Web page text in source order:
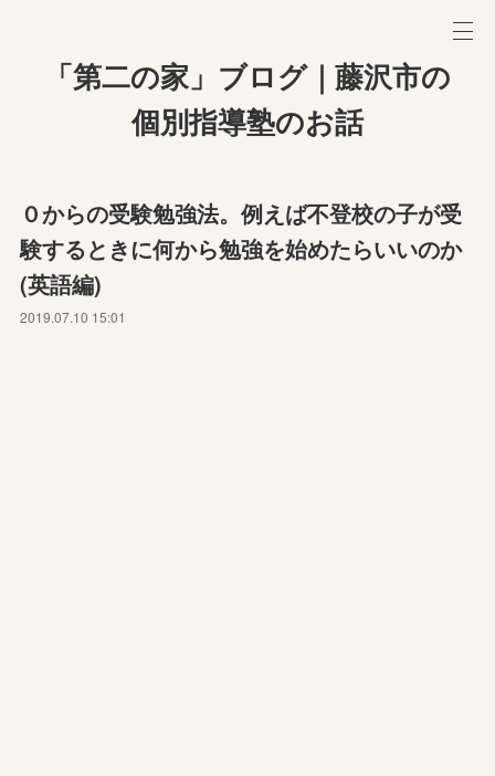
「第二の家」ブログ｜藤沢市の
個別指導塾のお話
０からの受験勉強法。例えば不登校の子が受
験するときに何から勉強を始めたらいいのか
(英語編)
2019.07.10 15:01